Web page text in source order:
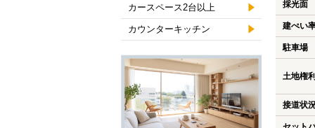
採光面
建ぺい
駐車場
土地権
接道状
カースペース2台以上
カウンターキッチン